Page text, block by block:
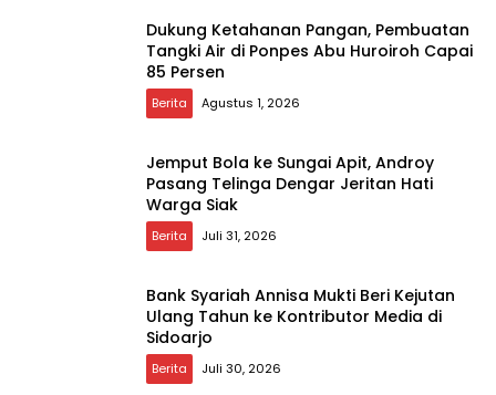
Dukung Ketahanan Pangan, Pembuatan
Tangki Air di Ponpes Abu Huroiroh Capai
85 Persen
Berita Agustus 1, 2026
Jemput Bola ke Sungai Apit, Androy
Pasang Telinga Dengar Jeritan Hati
Warga Siak
Berita Juli 31, 2026
Bank Syariah Annisa Mukti Beri Kejutan
Ulang Tahun ke Kontributor Media di
Sidoarjo
Berita Juli 30, 2026